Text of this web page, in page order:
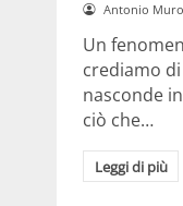
Antonio
Un
crediamo
nasconde
ciò che…
Leggi di più